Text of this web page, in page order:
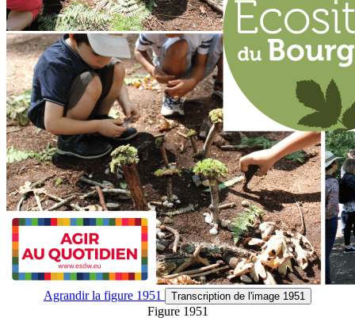
Agrandirla figure 1951 Transcription de l'image 1951
Figure 1951